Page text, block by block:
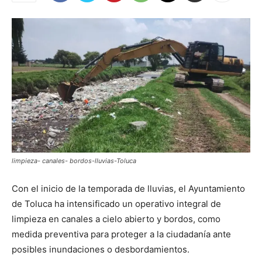
limpieza- canales- bordos-lluvias-Toluca
Con el inicio de la temporada de lluvias, el Ayuntamiento
de Toluca ha intensificado un operativo integral de
limpieza en canales a cielo abierto y bordos, como
medida preventiva para proteger a la ciudadanía ante
posibles inundaciones o desbordamientos.